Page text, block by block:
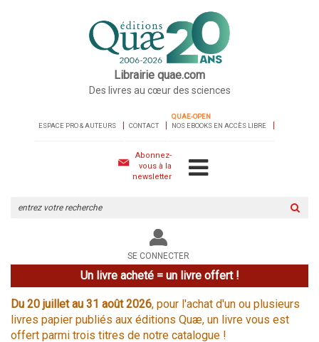
Librairie quae.com
Des livres au cœur des sciences
ESPACE PRO & AUTEURS CONTACT
QUAE-OPEN
NOS EBOOKS EN ACCÈS LIBRE
Abonnez-
vous à la
newsletter
le
site
SE CONNECTER
Un livre acheté = un livre offert !
Du 20 juillet au 31 août 2026, pour l'achat d'un ou plusieurs
livres papier publiés aux éditions Quæ, un livre vous est
offert parmi trois titres de notre catalogue !